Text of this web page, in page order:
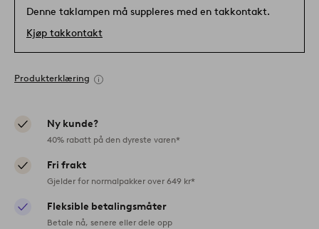
Denne taklampen må suppleres med en takkontakt.
Kjøp takkontakt
Produkterklæring
Ny kunde?
40% rabatt på den dyreste varen*
Fri frakt
Gjelder for normalpakker over 649 kr*
Fleksible betalingsmåter
Betale nå, senere eller dele opp